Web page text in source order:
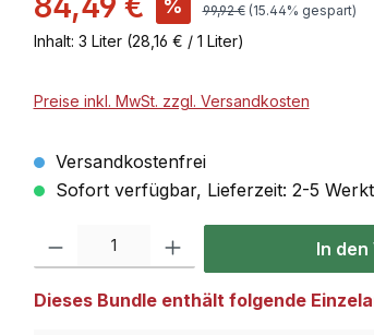
% 99,92 € (15.44% gespart)
Inhalt: 3 Liter (28,16 € / 1 Liter)
Preise inkl. MwSt. zzgl. Versandkosten
Versandkostenfrei
Sofort verfügbar, Lieferzeit: 2-5
In
Dieses Bundle enthält folgende